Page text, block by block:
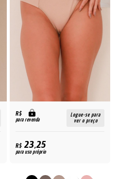
R$
para revenda
Logue-se para
ver o preço
R$23,25
para uso próprio